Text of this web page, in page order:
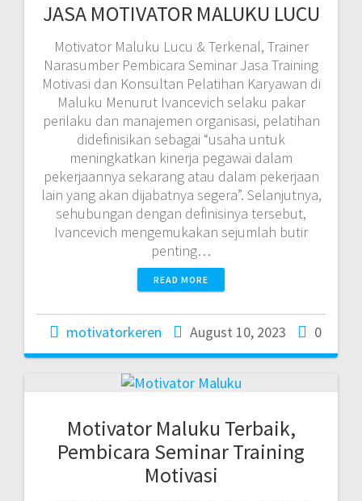
JASA MOTIVATOR MALUKU LUCU
Motivator Maluku Lucu & Terkenal, Trainer
Narasumber Pembicara Seminar Jasa Training
Motivasi dan Konsultan Pelatihan Karyawan di
Maluku Menurut Ivancevich selaku pakar
perilaku dan manajemen organisasi, pelatihan
didefinisikan sebagai “usaha untuk
meningkatkan kinerja pegawai dalam
pekerjaannya sekarang atau dalam pekerjaan
lain yang akan dijabatnya segera”. Selanjutnya,
sehubungan dengan definisinya tersebut,
Ivancevich mengemukakan sejumlah butir
penting…
READ MORE
motivatorkeren August 10, 2023 0
Motivator Maluku Terbaik,
Pembicara Seminar Training
Motivasi